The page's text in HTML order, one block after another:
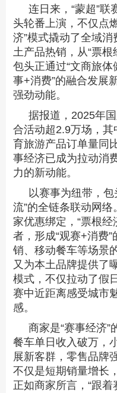
连日来，“蒙超”
头轮番上演，不仅点
济”模式撬动了全域
土产品热销，从“票根
包头正通过“文商旅体
事+消费”的融合发展
强劲动能。
据报道，2025年
合活动超2.9万场，
育旅游产品订单量同
事经济已成为拉动消
力的新动能。
以赛事为纽带，包
流”的全链条联动网
家优惠绑定，“票根
者，形成“观赛+消费
销、移动餐车等场景
又为本土品牌提供了
模式，不仅拉动了假
赛中近距离感受城市
感。
商家是“赛事经济
餐车单日收入破万，
展新客群，零售品
不仅是短期销量增长
正如商家所言，“跟